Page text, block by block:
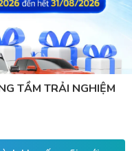
TẦM TRẢI NGHIỆM